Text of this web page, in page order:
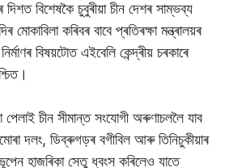
দিশত বিশেষকৈ চুবুৰীয়া চীন দেশৰ সাম্ভব্য
কৰিবৰ বাবে প্ৰতিৰক্ষা মন্ত্ৰালয়ৰ
বিষয়টোত এইবেলি কেন্দ্ৰীয় চৰকাৰে
পেলাই চীন সীমান্ত সংযোগী অৰুণাচললৈ যাব
দলং, ডিব্ৰুগড়ৰ বগীবিল আৰু তিনিচুকীয়াৰ
হাজৰিকা সেতু ধ্বংস কৰিলেও যাতে